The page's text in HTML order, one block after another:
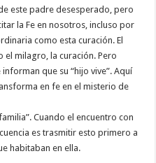
este padre desesperado, pero
la Fe en nosotros, incluso por
como esta curación. El
el milagro, la curación. Pero
que su “hijo vive”. Aquí
en fe en el misterio de
Cuando el encuentro con
es trasmitir esto primero a
habitaban en ella.